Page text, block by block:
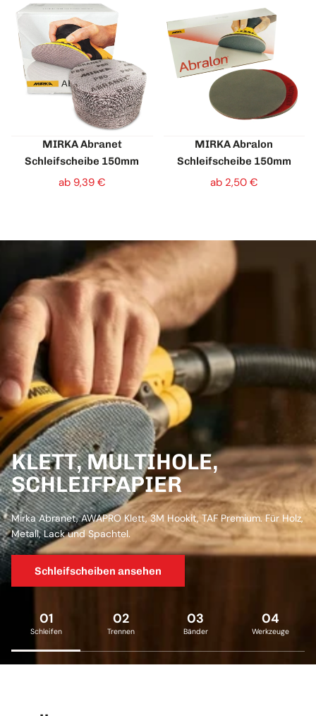
MIRKA Abranet
Schleifscheibe 150mm
ab 9,39 €
MIRKA Abralon
Schleifscheibe 150mm
ab 2,50 €
KLETT, MULTIHOLE,
SCHLEIFPAPIER
Mirka Abranet, AWAPRO Klett, 3M Hookit, TAF Premium. Für Holz,
Metall, Lack und Spachtel.
Schleifscheiben ansehen
01
Schleifen
02
Trennen
03
Bänder
04
Werkzeuge